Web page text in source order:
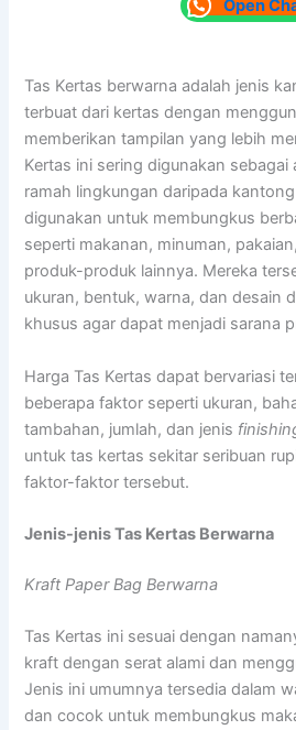
Open
Tas Kertas berwarna adalah jenis
terbuat dari kertas dengan
memberikan tampilan yang lebih
Kertas ini sering digunakan sebagai
ramah lingkungan daripada
digunakan untuk membungkus
seperti makanan, minuman,
produk-produk lainnya. Mereka
ukuran, bentuk, warna, dan desain
khusus agar dapat menjadi sarana
Harga Tas Kertas dapat bervariasi
beberapa faktor seperti ukuran,
tambahan, jumlah, dan jenis
untuk tas kertas sekitar seribuan
faktor-faktor tersebut.
Jenis-jenis Tas Kertas Berwarna
Kraft Paper Bag Berwarna
Tas Kertas ini sesuai dengan
kraft dengan serat alami dan
Jenis ini umumnya tersedia dalam
dan cocok untuk membungkus